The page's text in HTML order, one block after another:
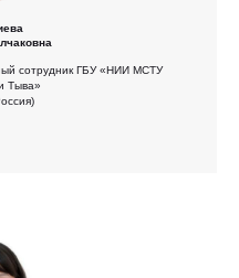
сотрудник ГБУ «НИИ МСТУ
Тыва»